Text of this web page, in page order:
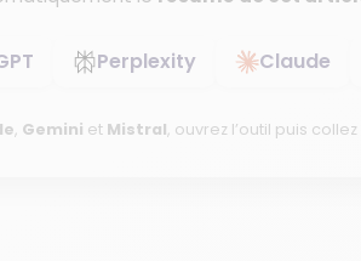
Perplexity Claude
, Gemini et Mistral, ouvrez l’outil puis